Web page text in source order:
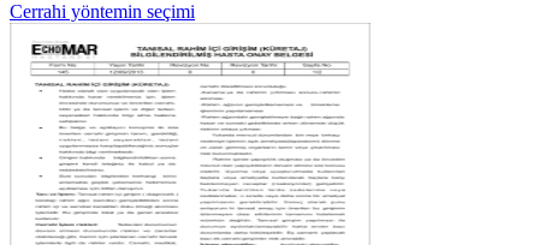
Cerrahi yöntemin seçimi